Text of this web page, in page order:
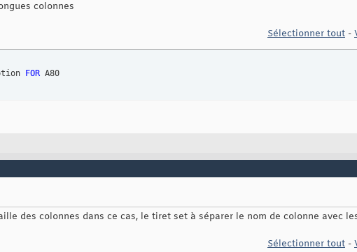
colonnes
Sélectionner tout -
FOR A80
des colonnes dans ce cas, le tiret set à séparer le nom de colonne avec
Sélectionner tout -